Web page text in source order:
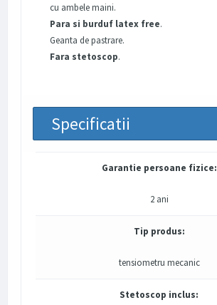
cu ambele maini.
Para si burduf latex free.
Geanta de pastrare.
Fara stetoscop.
Specificatii
Garantie persoane fizice:
2 ani
Tip produs:
tensiometru mecanic
Stetoscop inclus: